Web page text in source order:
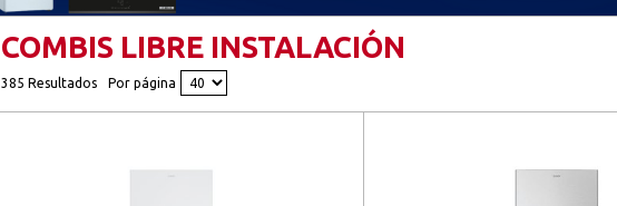
COMBIS LIBRE INSTALACIÓN
385 Resultados Por página